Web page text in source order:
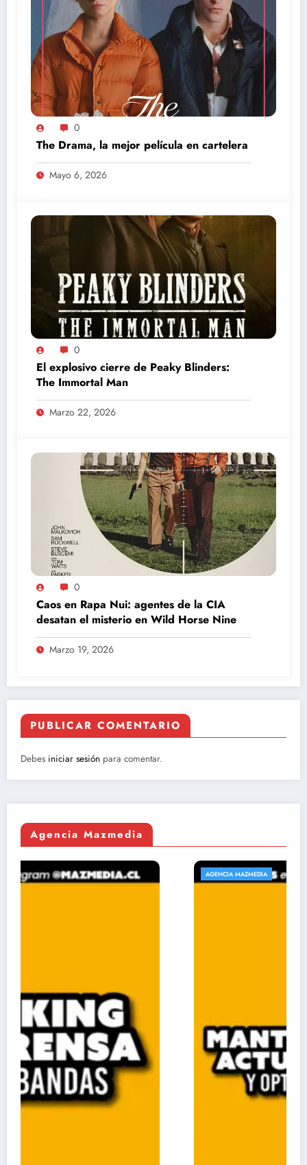
0
The Drama, la mejor película en cartelera
Mayo 6, 2026
0
El explosivo cierre de Peaky Blinders:
The Immortal Man
Marzo 22, 2026
0
Caos en Rapa Nui: agentes de la CIA
desatan el misterio en Wild Horse Nine
Marzo 19, 2026
PUBLICAR COMENTARIO
Debes iniciar sesión para comentar.
Agencia Mazmedia
AGENCIA MAZMEDIA